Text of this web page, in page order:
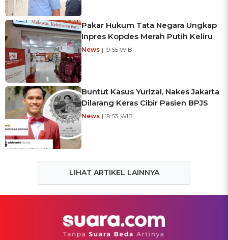
Pakar Hukum Tata Negara Ungkap
Inpres Kopdes Merah Putih Keliru
News | 19:55 WIB
Buntut Kasus Yurizal, Nakes Jakarta
Dilarang Keras Cibir Pasien BPJS
News | 19:53 WIB
LIHAT ARTIKEL LAINNYA